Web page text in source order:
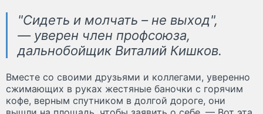
"Сидеть и молчать – не выход",
— уверен член профсоюза,
дальнобойщик Виталий Кишков.
Вместе со своими друзьями и коллегами, уверенно
сжимающих в руках жестяные баночки с горячим
кофе, верным спутником в долгой дороге, они